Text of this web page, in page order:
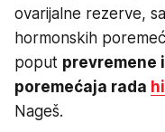
ovarijalne rezerve,
hormonskih
poput prevremene
poremećaja rada
Nageš.